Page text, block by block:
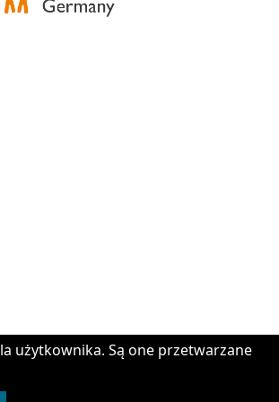
użytkownika. Są one przetwarzane